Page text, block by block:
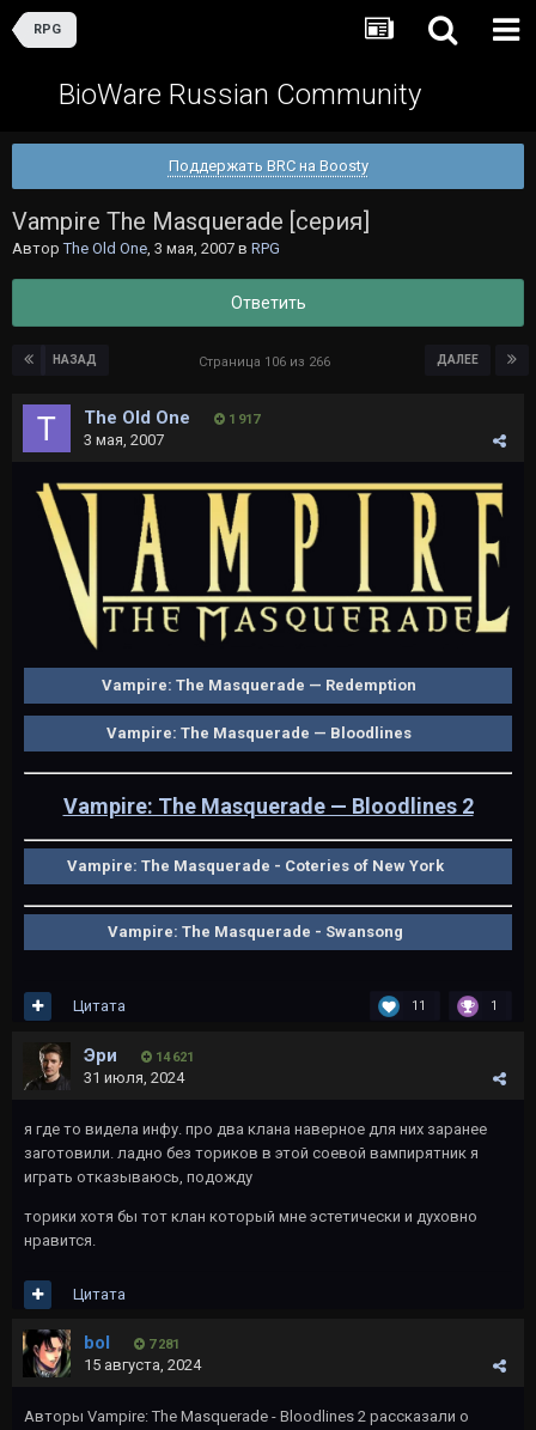
RPG
BioWare Russian Community
Поддержать BRC на Boosty
Vampire The Masquerade [серия]
АвторThe Old One, 3 мая, 2007 в RPG
Ответить
НАЗАД ДАЛЕЕ
Страница 106 из 266
The Old One 1 917
3 мая, 2007
Vampire: The Masquerade — Redemption
Vampire: The Masquerade — Bloodlines
Vampire: The Masquerade — Bloodlines 2
Vampire: The Masquerade - Coteries of New York
Vampire: The Masquerade - Swansong
11 1
Цитата
Эри 14 621
31 июля, 2024
я где то видела инфу. про два клана наверное для них заранее
заготовили. ладно без ториков в этой соевой вампирятник я
играть отказываюсь, подожду
торики хотя бы тот клан который мне эстетически и духовно
нравится.
Цитата
bol 7 281
15 августа, 2024
Авторы Vampire: The Masquerade - Bloodlines 2 рассказали о